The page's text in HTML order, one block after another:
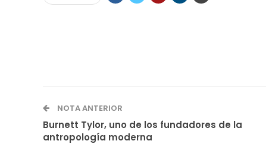
NOTA ANTERIOR
Burnett Tylor, uno de los fundadores de la
antropología moderna